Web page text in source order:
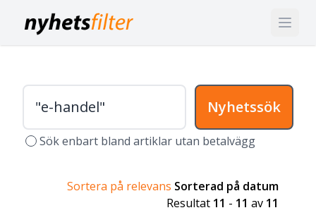
Nyhetssök
Sök enbart bland artiklar utan betalvägg
Sortera på relevans Sorterad på datum
Resultat 11 - 11 av 11